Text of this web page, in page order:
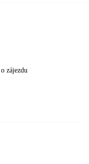
zájezdu